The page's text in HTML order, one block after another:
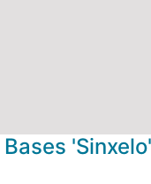
Bases 'Sinxelo'